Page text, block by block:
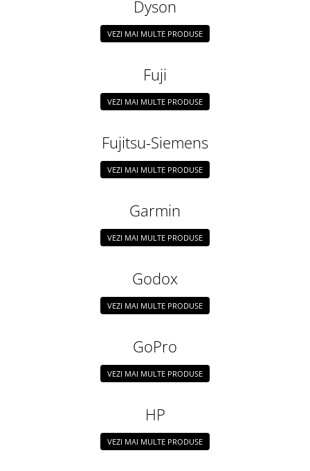
Dyson
VEZI MAI MULTE PRODUSE
Fuji
VEZI MAI MULTE PRODUSE
Fujitsu-Siemens
VEZI MAI MULTE PRODUSE
Garmin
VEZI MAI MULTE PRODUSE
Godox
VEZI MAI MULTE PRODUSE
GoPro
VEZI MAI MULTE PRODUSE
HP
VEZI MAI MULTE PRODUSE